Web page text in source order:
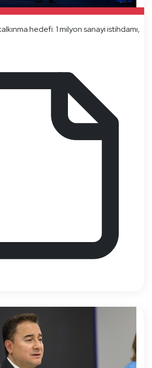
hedefi: 1 milyon sanayi istihdamı,